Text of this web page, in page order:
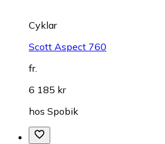
Cyklar
Scott Aspect 760
fr.
6 185 kr
hos Spobik